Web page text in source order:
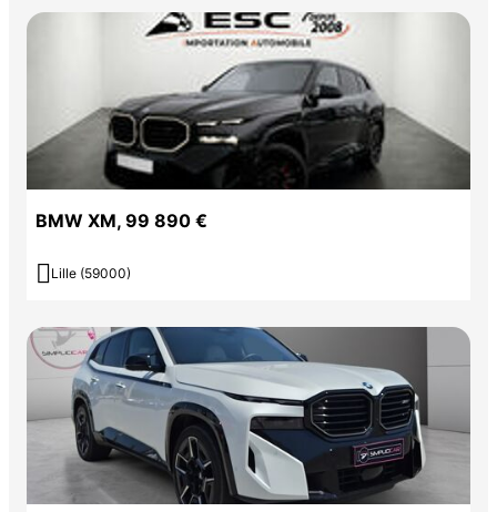
BMW XM, 99 890 €
 Lille (59000)